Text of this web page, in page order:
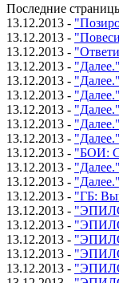
Последние
13.12.2013 -
13.12.2013 -
13.12.2013 -
13.12.2013 - "Далее."
13.12.2013 - "Далее."
13.12.2013 - "Далее."
13.12.2013 - "Далее."
13.12.2013 - "Далее."
13.12.2013 - "Далее."
13.12.2013 - "БОИ: С
13.12.2013 - "Далее."
13.12.2013 - "Далее."
13.12.2013 - "ГБ:
13.12.2013 -
13.12.2013 -
13.12.2013 -
13.12.2013 -
13.12.2013 -